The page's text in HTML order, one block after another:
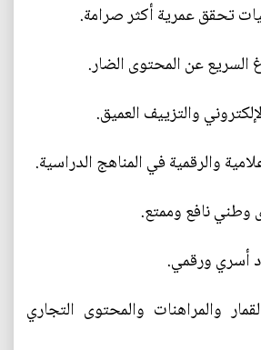
والمراهنات والمحتوى التجاري